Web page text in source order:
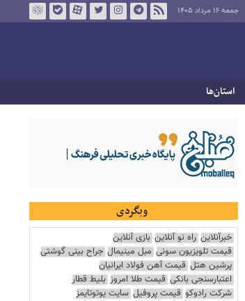
جمعه ۱۶ مرداد ۱۴۰۵
استان‌ها
وبگردی
خبرآنلاین راه نو آنلاین بازی آنلاین
قیمت تلویزیون سونی مبل مینیمال جراح بینی گوشتی
پرشین هتل قیمت آهن فولاد ایرانیان
اعتبارسنجی بانکی قیمت طلا امروز بلیط قطار
شرکت رادوکو قیمت پروفیل سایت یوتوتایمز